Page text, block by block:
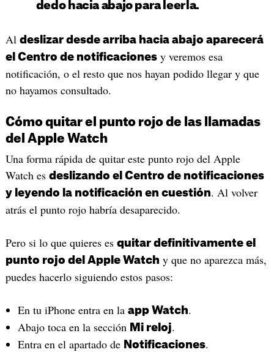
dedo hacia abajo para leerla.
Al deslizar desde arriba hacia abajo aparecerá
el Centro de notificacionesy veremos esa
notificación, o el resto que nos hayan podido llegar y que
no hayamos consultado.
Cómo quitar el punto rojo de las llamadas
del Apple Watch
Una forma rápida de quitar este punto rojo del Apple
Watch es deslizando el Centro de notificaciones
y leyendo la notificación en cuestión. Al volver
atrás el punto rojo habría desaparecido.
Pero si lo que quieres es quitar definitivamente el
punto rojo del Apple Watch y que no aparezca más,
puedes hacerlo siguiendo estos pasos:
En tu iPhone entra en la app Watch.
Abajo toca en la sección Mi reloj.
Entra en el apartado de Notificaciones.